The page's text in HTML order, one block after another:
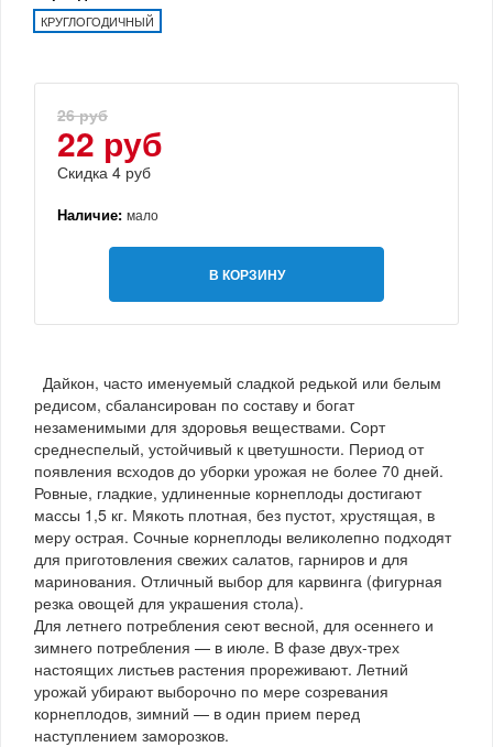
КРУГЛОГОДИЧНЫЙ
26 руб
22 руб
Скидка 4 руб
Наличие: мало
В КОРЗИНУ
Дайкон, часто именуемый сладкой редькой или белым
редисом, сбалансирован по составу и богат
незаменимыми для здоровья веществами. Сорт
среднеспелый, устойчивый к цветушности. Период от
появления всходов до уборки урожая не более 70 дней.
Ровные, гладкие, удлиненные корнеплоды достигают
массы 1,5 кг. Мякоть плотная, без пустот, хрустящая, в
меру острая. Сочные корнеплоды великолепно подходят
для приготовления свежих салатов, гарниров и для
маринования. Отличный выбор для карвинга (фигурная
резка овощей для украшения стола).
Для летнего потребления сеют весной, для осеннего и
зимнего потребления — в июле. В фазе двух-трех
настоящих листьев растения прореживают. Летний
урожай убирают выборочно по мере созревания
корнеплодов, зимний — в один прием перед
наступлением заморозков.